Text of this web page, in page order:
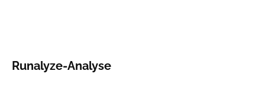
Runalyze-Analyse